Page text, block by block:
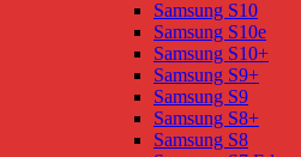
Samsung S10
Samsung S10e
Samsung S10+
Samsung S9+
Samsung S9
Samsung S8+
Samsung S8